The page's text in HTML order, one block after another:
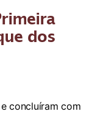
dos
concluíram com